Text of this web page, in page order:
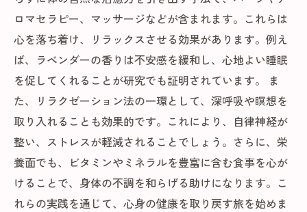
ロマセラピー、マッサージなどが含まれます。これらは
心を落ち着け、リラックスさせる効果があります。例え
ば、ラベンダーの香りは不安感を緩和し、心地よい睡眠
を促してくれることが研究でも証明されています。 ま
た、リラクゼーション法の一環として、深呼吸や瞑想を
取り入れることも効果的です。これにより、自律神経が
整い、ストレスが軽減されることでしょう。さらに、栄
養面でも、ビタミンやミネラルを豊富に含む食事を心が
けることで、身体の不調を和らげる助けになります。こ
れらの実践を通じて、心身の健康を取り戻す旅を始めま